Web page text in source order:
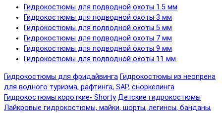
Гидрокостюмы для подводной охоты 1.5 мм
Гидрокостюмы для подводной охоты 3 мм
Гидрокостюмы для подводной охоты 5 мм
Гидрокостюмы для подводной охоты 7 мм
Гидрокостюмы для подводной охоты 9 мм
Гидрокостюмы для подводной охоты 11 мм
Гидрокостюмы для фридайвинга Гидрокостюмы из неопрена
для водного туризма, рафтинга, SAP, сноркелинга
Гидрокостюмы короткие- Shorty Детские гидрокостюмы
Лайкровые гидрокостюмы, майки, шорты, легинсы, банданы,